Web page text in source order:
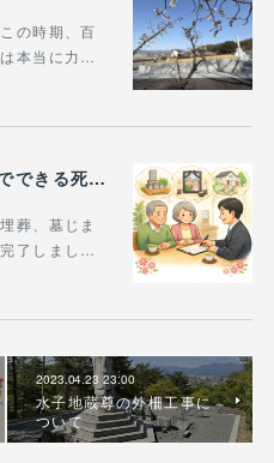
の時期、百
本当に力…
【終活コラム】vo.07：お寺でできる死後事務委任手続き
葬、墓じま
了しまし…
2023.04.23 23:00
水子地蔵尊の外柵工事に
ついて